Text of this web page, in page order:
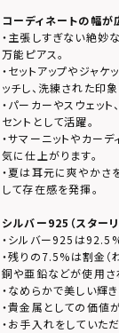
コーディネートの幅
・主張しすぎない絶妙
万能ピアス。
・セットアップやジャ
ッチし、洗練された印象
・パーカーやスウェッ
セントとして活躍。
・サマーニットやカー
気に仕上がります。
・夏は耳元に爽やかさ
して存在感を発揮。
シルバー925（スター
・シルバー925は
・残りの7.5%は割金（
銅や亜鉛などが使用さ
・なめらかで美しい輝き
・貴金属としての価値
・お手入れをしていた